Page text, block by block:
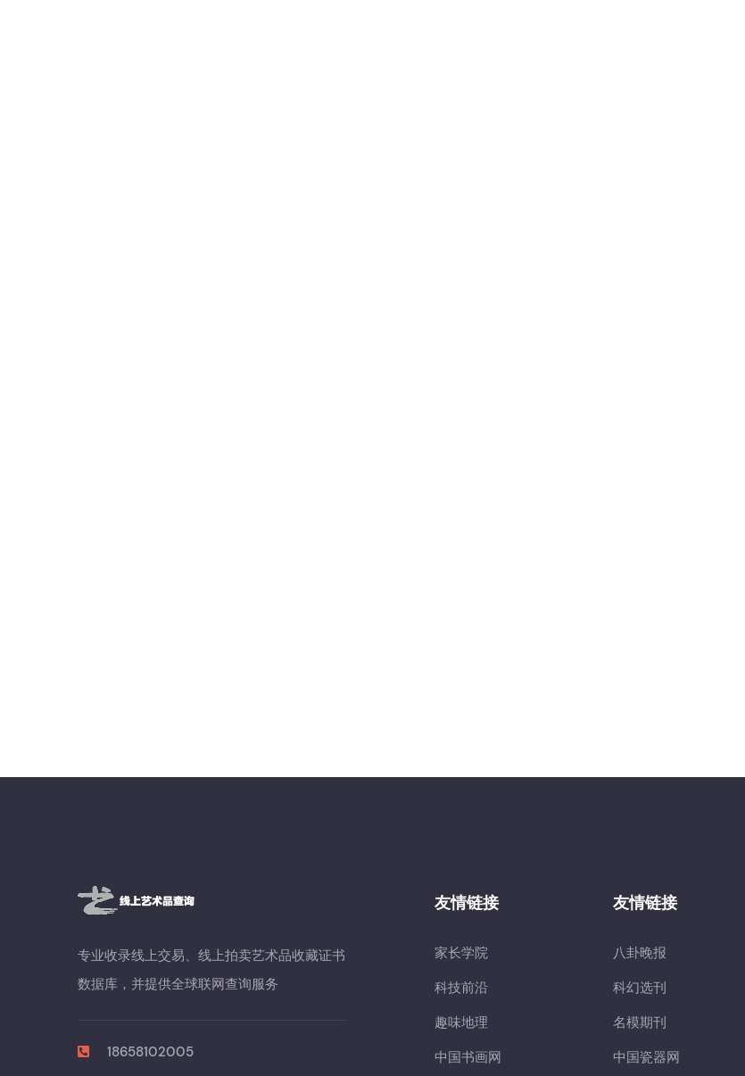
专业收录线上交易、线上拍卖艺术品收藏证书
数据库，并提供全球联网查询服务
18658102005
友情链接
家长学院
科技前沿
趣味地理
中国书画网
友情链接
八卦晚报
科幻选刊
名模期刊
中国瓷器网